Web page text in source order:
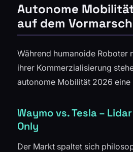
Autonome
auf dem Vormarsch
Während humanoide Roboter
ihrer Kommerzialisierung
autonome Mobilität 2026 eine
Waymo vs. Tesla –
Only
Der Markt spaltet sich